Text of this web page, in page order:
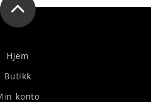
Hjem
Butikk
konto